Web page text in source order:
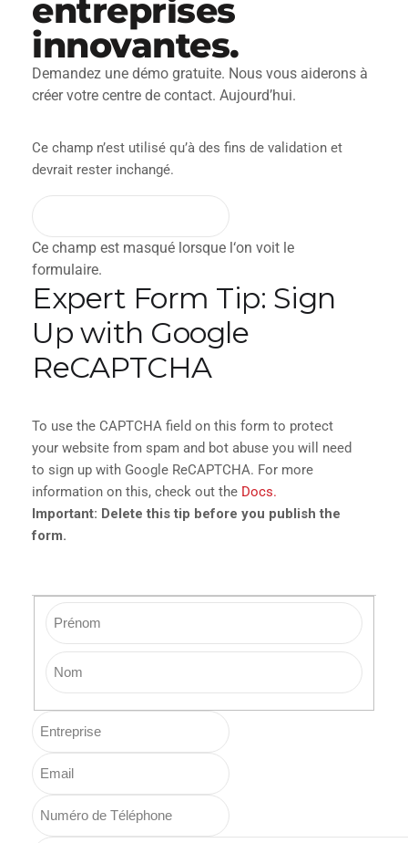
entreprises
innovantes.
Demandez une démo gratuite. Nous vous aiderons à
créer votre centre de contact. Aujourd’hui.
Ce champ n’est utilisé qu’à des fins de validation et
devrait rester inchangé.
Ce champ est masqué lorsque l‘on voit le
formulaire.
Expert Form Tip: Sign
Up with Google
ReCAPTCHA
To use the CAPTCHA field on this form to protect
your website from spam and bot abuse you will need
to sign up with Google ReCAPTCHA. For more
information on this, check out the Docs.
Important: Delete this tip before you publish the
form.